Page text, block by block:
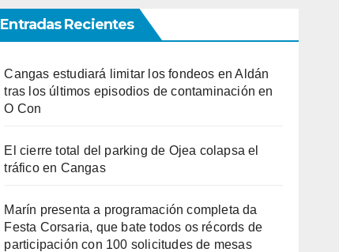
Entradas Recientes
Cangas estudiará limitar los fondeos en Aldán
tras los últimos episodios de contaminación en
O Con
El cierre total del parking de Ojea colapsa el
tráfico en Cangas
Marín presenta a programación completa da
Festa Corsaria, que bate todos os récords de
participación con 100 solicitudes de mesas